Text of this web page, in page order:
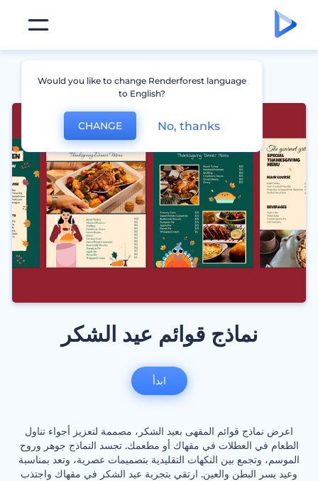
نماذج قوائم عيد الشكر
اعرض نماذج قوائم المقهى بعيد الشكر، مصممة لتعزيز أجواء تناول
الطعام في العطلات في مقهاك أو مطعمك. تجسد النماذج جوهر وروح
الموسم، وتجمع بين النكهات التقليدية بتصميمات عصرية، وتعد بمناسبة
وعيد يسر البطن والعين. ارتقي بتجربة عيد الشكر في مقهاك واجتذب
ابدأ
Would you like to change Renderforest language
to English?
CHANGE No, thanks